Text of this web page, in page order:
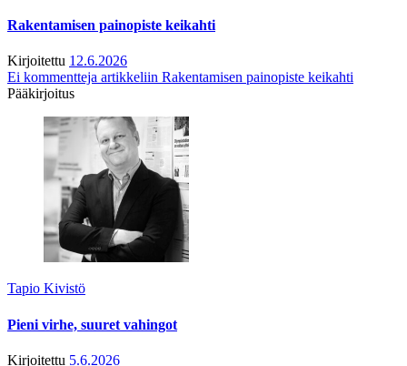
Rakentamisen painopiste keikahti
Kirjoitettu 12.6.2026
Ei kommentteja artikkeliin Rakentamisen painopiste keikahti
Pääkirjoitus
Tapio Kivistö
Pieni virhe, suuret vahingot
Kirjoitettu 5.6.2026